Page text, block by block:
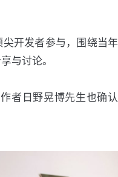
开发者参与，围绕当年
与讨论。
者日野晃博先生也确认